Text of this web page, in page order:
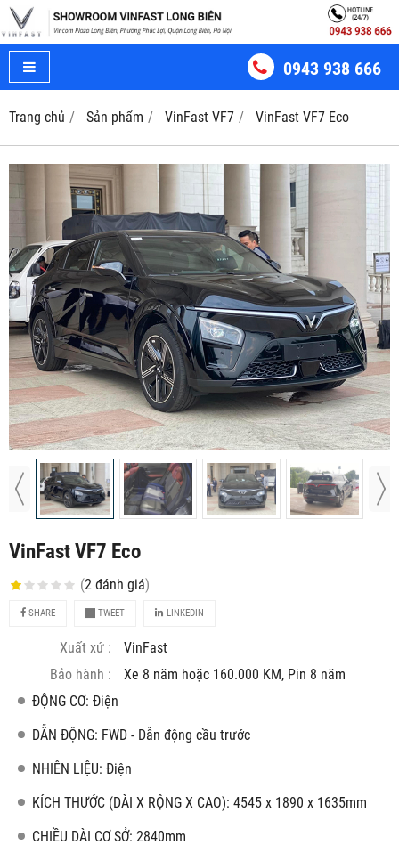
0943 938 666
Trang chủ Sản phẩm VinFast VF7 VinFast VF7 Eco
VinFast VF7 Eco
(2 đánh giá)
SHARE TWEET LINKEDIN
Xuất xứ :
VinFast
Bảo hành :
Xe 8 năm hoặc 160.000 KM, Pin 8 năm
ĐỘNG CƠ: Điện
DẪN ĐỘNG: FWD - Dẫn động cầu trước
NHIÊN LIỆU: Điện
KÍCH THƯỚC (DÀI X RỘNG X CAO): 4545 x 1890 x 1635mm
CHIỀU DÀI CƠ SỞ: 2840mm